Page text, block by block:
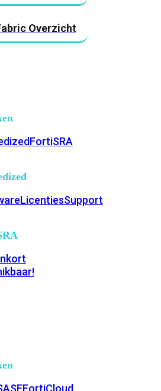
Overzicht
FortiSRA
LicentiesSupport
FortiCloud